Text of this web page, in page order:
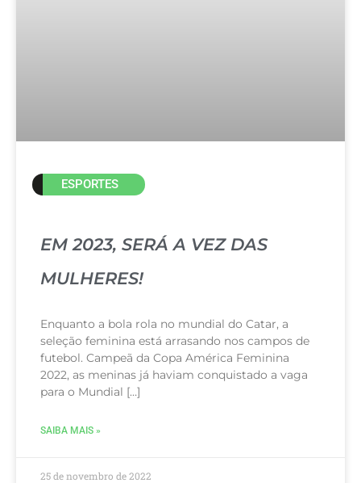
ESPORTES
EM 2023, SERÁ A VEZ DAS
MULHERES!
Enquanto a bola rola no mundial do Catar, a
seleção feminina está arrasando nos campos de
futebol. Campeã da Copa América Feminina
2022, as meninas já haviam conquistado a vaga
para o Mundial […]
SAIBA MAIS »
25 de novembro de 2022